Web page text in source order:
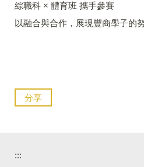
綜職科 × 體育班 攜手參賽
以融合與合作，展現豐商學子的
分享
:::